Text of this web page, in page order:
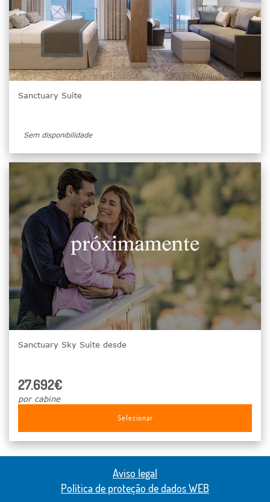
Sanctuary Suite
Sem disponibilidade
Sanctuary Sky Suite desde
27.692€
por cabine
Selecionar
Aviso legal
Política de proteção de dados WEB